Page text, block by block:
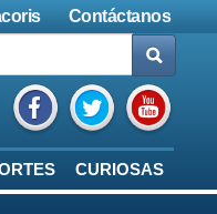
Contáctanos
CURIOSAS